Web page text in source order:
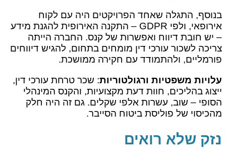
בנוסף, התגלה שאחד הפרויקטים היה עם לקוח
אירופאי, ולפי GDPR – התקנה האירופית להגנת מידע
– יש חובת דיווח ואפשרות של קנס. החברה הייתה
צריכה לשכור עורכי דין מומחים בתחום, להגיש דיווחים
פורמליים, ולהתמודד עם חקירה ממושכת.
עלויות משפטיות ורגולטוריות: שכר טרחת עורכי דין,
ייצוג בהליכים, חוות דעת מקצועיות, והקנס המינהלי
הסופי – שוב, עשרות אלפי שקלים. גם זה היה חלק
מהכיסוי של פוליסת ביטוח הסייבר.
נזק שלא רואים